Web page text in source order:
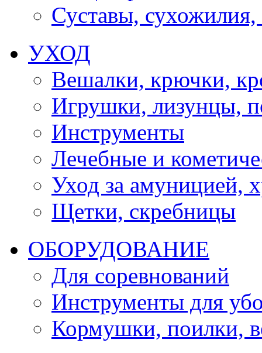
Суставы, сухожилия,
УХОД
Вешалки, крючки,
Игрушки, лизунцы,
Инструменты
Лечебные и
Уход за амуницией,
Щетки, скребницы
ОБОРУДОВАНИЕ
Для соревнований
Инструменты для
Кормушки, поилки,